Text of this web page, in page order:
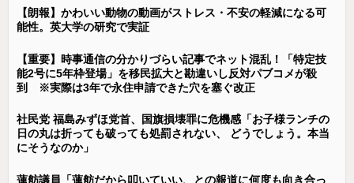
【朗報】かわいい動物の動画がストレス・不安の軽減になる可
能性。英大学の研究で実証
【重要】時事通信の分かりづらい記事でネット混乱！「特定技
能2号に5年枠登場」を移民拡大と勘違いし反対パブコメが殺
到 ※実際は3年で永住申請できた穴を塞ぐ改正
社民党 福島みずほ党首、国旗損壊罪に危機感「お子様ランチの
日の丸は折っても破っても処罰されない、 どうでしょう。本当
にそうなのか」
蓮舫議員「蓮舫だから叩いていい、との報道に何度も向き合っ